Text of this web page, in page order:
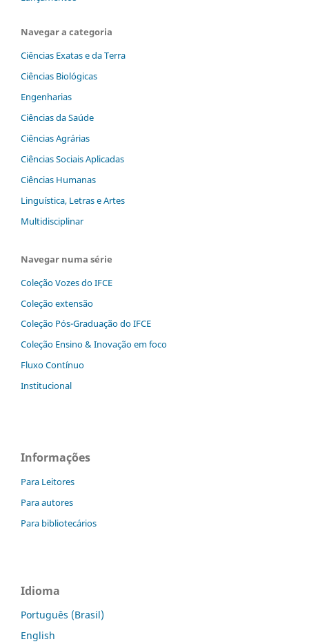
Navegar a categoria
Ciências Exatas e da Terra
Ciências Biológicas
Engenharias
Ciências da Saúde
Ciências Agrárias
Ciências Sociais Aplicadas
Ciências Humanas
Linguística, Letras e Artes
Multidisciplinar
Navegar numa série
Coleção Vozes do IFCE
Coleção extensão
Coleção Pós-Graduação do IFCE
Coleção Ensino & Inovação em foco
Fluxo Contínuo
Institucional
Informações
Para Leitores
Para autores
Para bibliotecários
Idioma
Português (Brasil)
English